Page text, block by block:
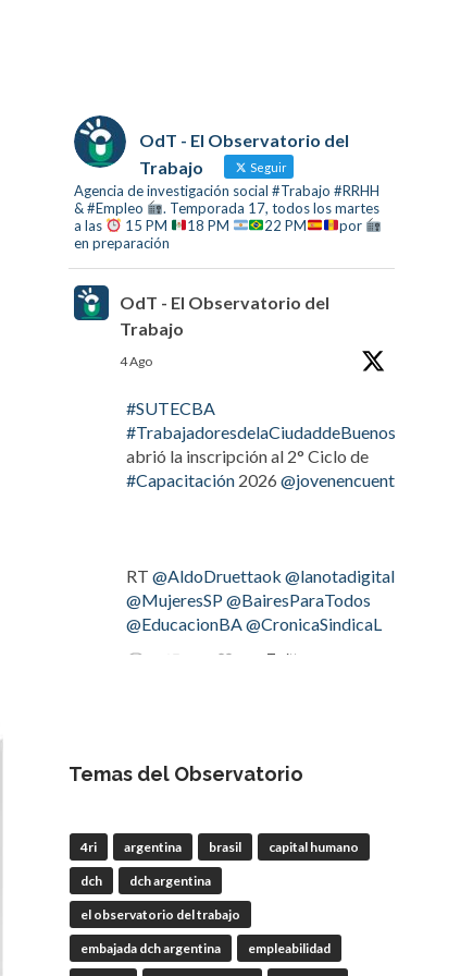
OdT - El Observatorio del
Trabajo
Seguir
Agencia de investigación social #Trabajo #RRHH
& #Empleo
. Temporada 17, todos los martes
a las
15 PM 18 PM 22 PM
por
en preparación
OdT - El Observatorio del
Trabajo
4 Ago
#SUTECBA
#TrabajadoresdelaCiudaddeBuenosAires
abrió la inscripción al 2° Ciclo de
#Capacitación 2026 @jovenencuentro
RT @AldoDruettaok @lanotadigital
@MujeresSP@BairesParaTodos
@EducacionBA@CronicaSindicaL
Twitter
#LaBancariarechazó la reforma de
la Carta Orgánica del#BCRA
RT@lanotadigital@La_Bancaria
Temas del Observatorio
4ri argentina brasil capital humano
dch dch argentina
el observatorio del trabajo
embajada dch argentina empleabilidad